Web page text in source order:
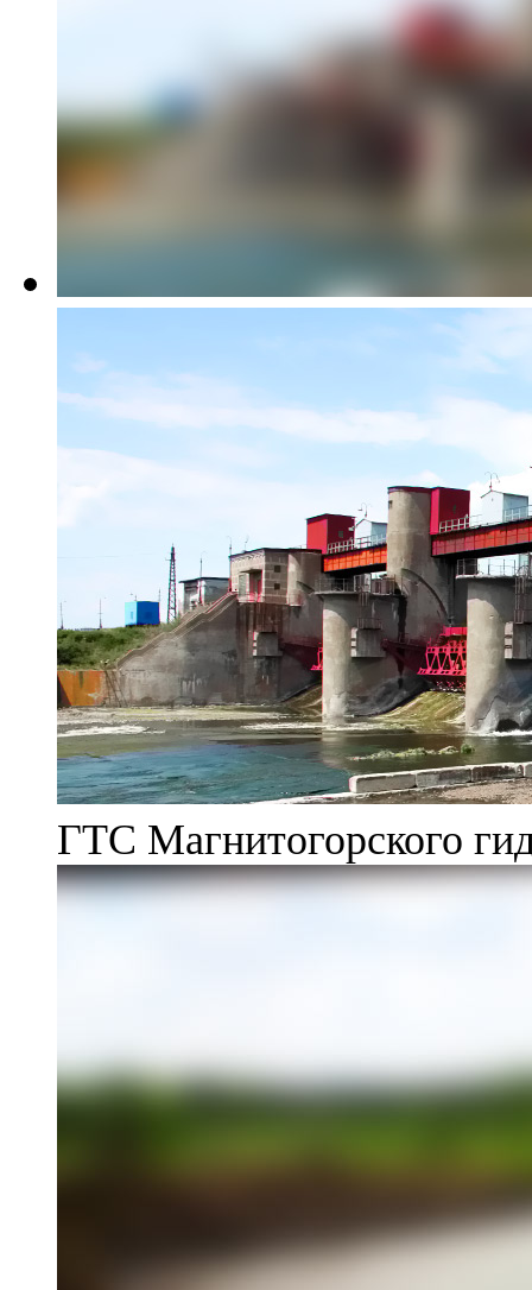
ГТС Магнитогорского